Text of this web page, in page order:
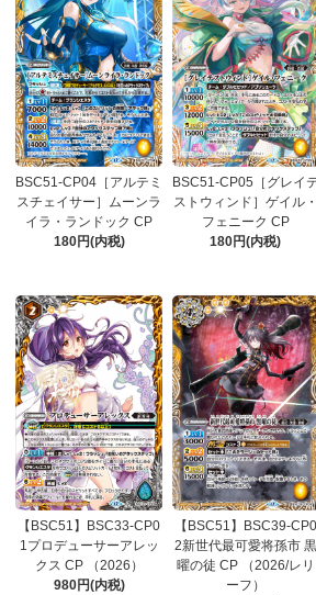
BSC51-CP04［アルテミ
スチェイサー］ムーンラ
イラ・ランドック CP
180円(内税)
BSC51-CP05［グレイ
ストウィンド］ゲイル・
フェニーク CP
180円(内税)
【BSC51】BSC33-CP0
1プロデューサーアレッ
クス CP （2026）
980円(内税)
【BSC51】BSC39-CP0
2新世代最可愛将孫市 黒
曜の徒 CP （2026/レリ
ーフ）